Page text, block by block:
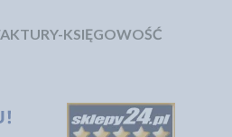
KSIĘGOWOŚĆ